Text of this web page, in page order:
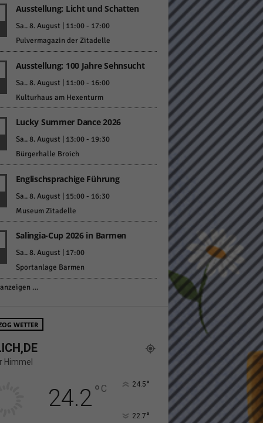
Ausstellung: Licht und Schatten
Sa.. 8. August | 11:00- 17:00
Pulvermagazin der Zitadelle
Ausstellung: 100 Jahre Sehnsucht
Sa.. 8. August | 11:00- 16:00
Kulturhaus am Hexenturm
Lucky Summer Dance 2026
Sa.. 8. August | 13:00- 19:30
Bürgerhalle Broich
Englischsprachige Führung
Sa.. 8. August | 15:00- 16:30
Museum Zitadelle
Salingia-Cup 2026 in Barmen
Sa.. 8. August | 17:00
Sportanlage Barmen
…
WETTER
Himmel
24.2° C 24.5°
22.7°
z.
Zurück
Statistiken
Marketing
Externe Medien